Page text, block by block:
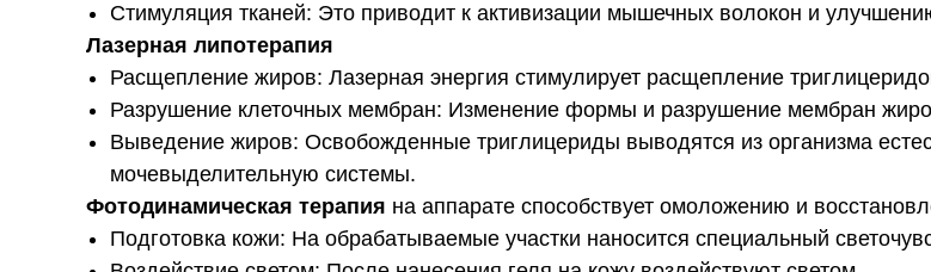
Стимуляция тканей: Это приводит к активизации мышечных волокон и
Лазерная липотерапия
Расщепление жиров: Лазерная энергия стимулирует расщепление
Разрушение клеточных мембран: Изменение формы и разрушение мембран
Выведение жиров: Освобожденные триглицериды выводятся из организма
мочевыделительную системы.
Фотодинамическая терапия на аппарате способствует омоложению и
Подготовка кожи: На обрабатываемые участки наносится специальный